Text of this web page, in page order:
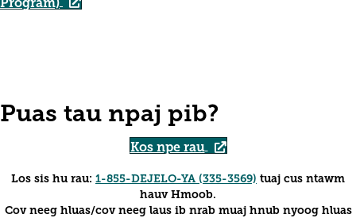
Puas tau npaj pib?
Kos npe rau
Los sis hu rau: 1-855-DEJELO-YA (335-3569) tuaj cus ntawm
hauv Hmoob.
Cov neeg hluas/cov neeg laus ib nrab muaj hnub nyoog hluas